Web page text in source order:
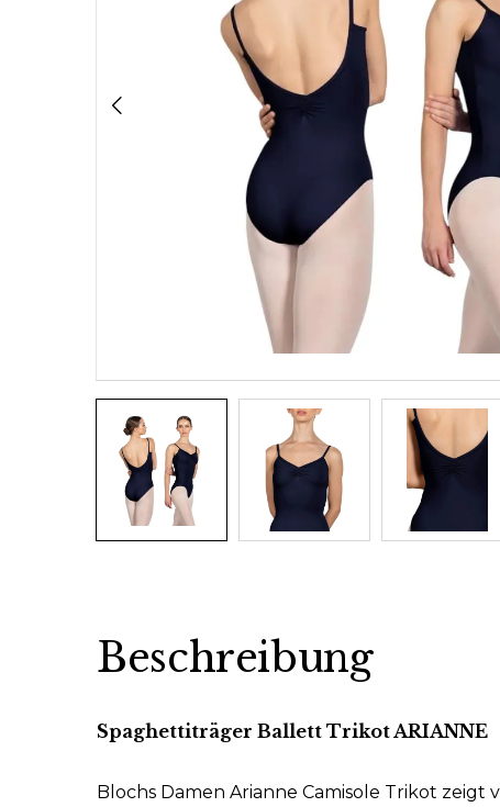
Beschreibung
Spaghettiträger Ballett Trikot ARIANNE
Blochs Damen Arianne Camisole Trikot